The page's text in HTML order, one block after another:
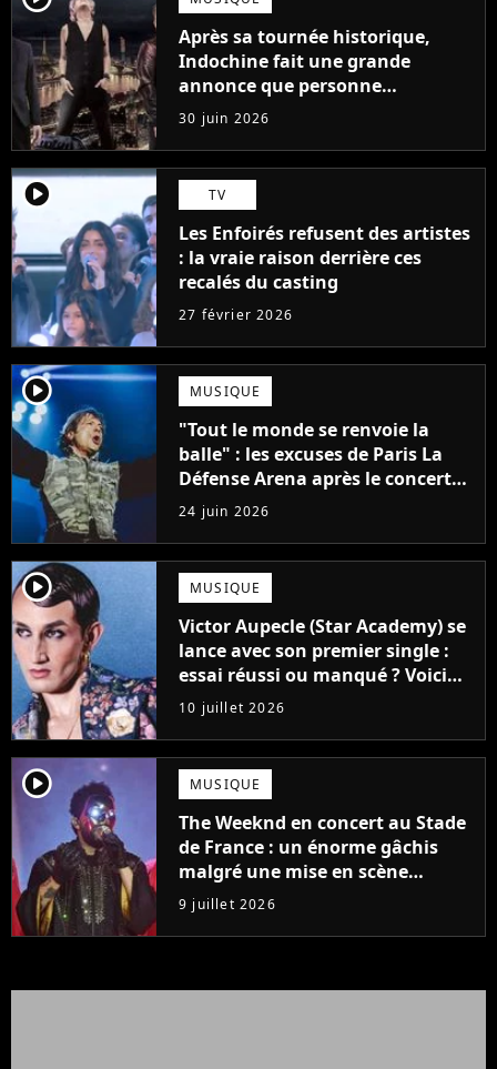
Après sa tournée historique,
Indochine fait une grande
annonce que personne
n'attendait
30 juin 2026
player2 TV
Les Enfoirés refusent des artistes
: la vraie raison derrière ces
recalés du casting
27 février 2026
player2 MUSIQUE
"Tout le monde se renvoie la
balle" : les excuses de Paris La
Défense Arena après le concert
interrompu d'Iron Maiden ne
passent pas
24 juin 2026
player2 MUSIQUE
Victor Aupecle (Star Academy) se
lance avec son premier single :
essai réussi ou manqué ? Voici
notre avis !
10 juillet 2026
player2 MUSIQUE
The Weeknd en concert au Stade
de France : un énorme gâchis
malgré une mise en scène
colossale
9 juillet 2026